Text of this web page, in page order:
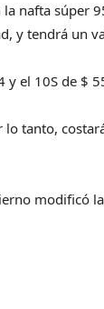
nafta súper
y tendrá un
y el 10S de $
tanto,
modificó